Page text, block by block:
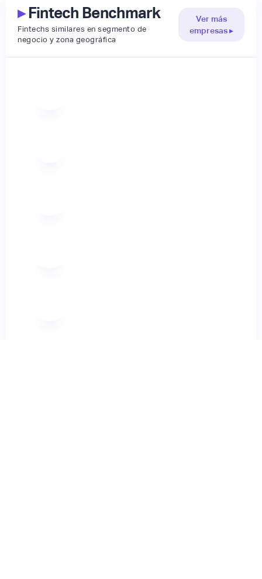
▸Fintech Benchmark
Fintechs similares en segmento de
negocio y zona geográfica
Ver más
empresas ▸